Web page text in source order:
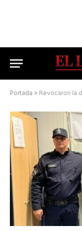
Portada » Revocaron la